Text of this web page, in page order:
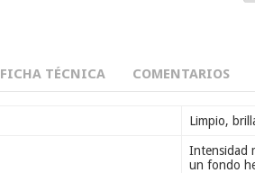
FICHA TÉCNICA COMENTARIOS
Limpio,
Intensidad
un fondo